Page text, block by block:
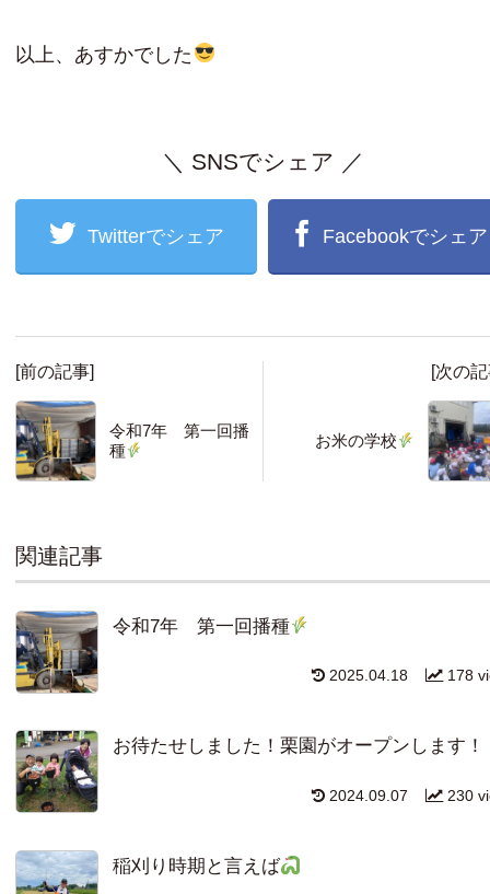
以上、あすかでした
＼ SNSでシェア ／
Twitterでシェア Facebookでシェア
[前の記事]
令和7年 第一回播
種
[次の
お米の学校
関連記事
令和7年 第一回播種
178
2025.04.18
お待たせしました！栗園がオープンします！
230
2024.09.07
稲刈り時期と言えば